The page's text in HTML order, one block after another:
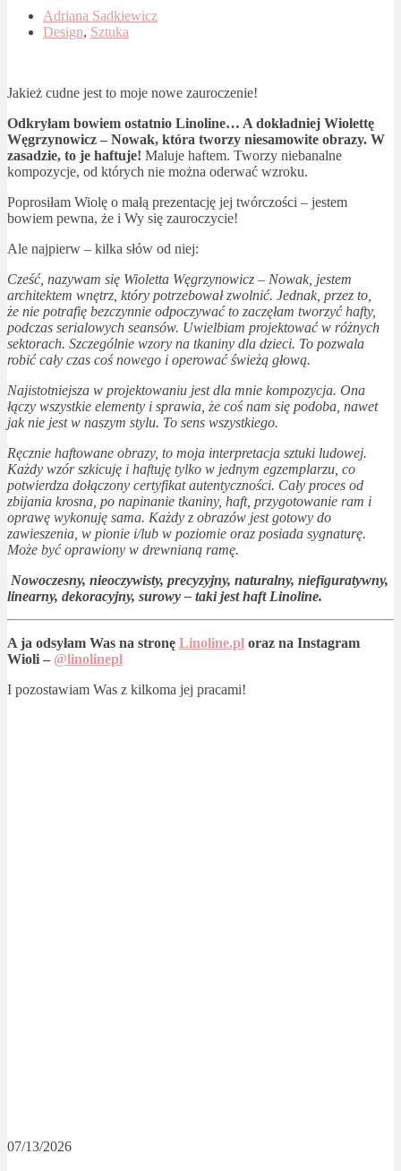
Adriana Sadkiewicz
Design, Sztuka
Jakież cudne jest to moje nowe zauroczenie!
Odkryłam bowiem ostatnio Linoline… A dokładniej Wiolettę
Węgrzynowicz – Nowak, która tworzy niesamowite obrazy. W
zasadzie, to je haftuje! Maluje haftem. Tworzy niebanalne
kompozycje, od których nie można oderwać wzroku.
Poprosiłam Wiolę o małą prezentację jej twórczości – jestem
bowiem pewna, że i Wy się zauroczycie!
Ale najpierw – kilka słów od niej:
Cześć, nazywam się Wioletta Węgrzynowicz – Nowak, jestem
architektem wnętrz, który potrzebował zwolnić. Jednak, przez to,
że nie potrafię bezczynnie odpoczywać to zaczęłam tworzyć hafty,
podczas serialowych seansów. Uwielbiam projektować w różnych
sektorach. Szczególnie wzory na tkaniny dla dzieci. To pozwala
robić cały czas coś nowego i operować świeżą głową.
Najistotniejsza w projektowaniu jest dla mnie kompozycja. Ona
łączy wszystkie elementy i sprawia, że coś nam się podoba, nawet
jak nie jest w naszym stylu. To sens wszystkiego.
Ręcznie haftowane obrazy, to moja interpretacja sztuki ludowej.
Każdy wzór szkicuję i haftuję tylko w jednym egzemplarzu, co
potwierdza dołączony certyfikat autentyczności. Cały proces od
zbijania krosna, po napinanie tkaniny, haft, przygotowanie ram i
oprawę wykonuję sama. Każdy z obrazów jest gotowy do
zawieszenia, w pionie i/lub w poziomie oraz posiada sygnaturę.
Może być oprawiony w drewnianą ramę.
Nowoczesny, nieoczywisty, precyzyjny, naturalny, niefiguratywny,
linearny, dekoracyjny, surowy – taki jest haft Linoline.
A ja odsyłam Was na stronę Linoline.pl oraz na Instagram
Wioli – @linolinepl
I pozostawiam Was z kilkoma jej pracami!
07/13/2026